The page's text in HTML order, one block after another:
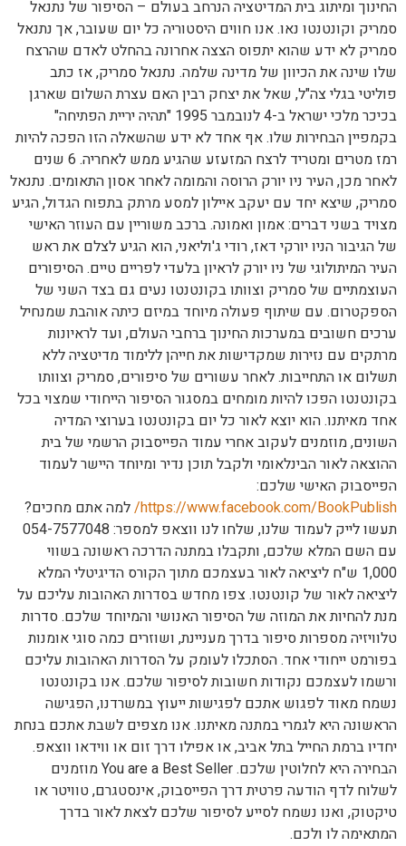
החינוך ומיתוג בית המדיטציה הנרחב בעולם – הסיפור של נתנאל
סמריק וקונטנטו נאו. אנו חווים היסטוריה כל יום שעובר, אך נתנאל
סמריק לא ידע שהוא יתפוס הצצה אחרונה בהחלט לאדם שהרצח
שלו שינה את הכיוון של מדינה שלמה. נתנאל סמריק, אז כתב
פוליטי בגלי צה"ל, שאל את יצחק רבין האם עצרת השלום שארגן
בכיכר מלכי ישראל ב-4 לנובמבר 1995 "תהיה יריית הפתיחה"
בקמפיין הבחירות שלו. אף אחד לא ידע שהשאלה הזו הפכה להיות
רמז מטרים ומטריד לרצח המזעזע שהגיע ממש לאחריה. 6 שנים
לאחר מכן, העיר ניו יורק הרוסה והמומה לאחר אסון התאומים. נתנאל
סמריק, שיצא יחד עם יעקב איילון למסע מרתק בתפוח הגדול, הגיע
מצויד בשני דברים: אמון ואמונה. ברכב משוריין עם העוזר האישי
של הגיבור הניו יורקי דאז, רודי ג'וליאני, הוא הגיע לצלם את ראש
העיר המיתולוגי של ניו יורק לראיון בלעדי לפריים טיים. הסיפורים
העוצמתיים של סמריק וצוותו בקונטנטו נעים גם בצד השני של
הספקטרום. עם שיתוף פעולה מיוחד במיזם כיתה אוהבת שמנחיל
ערכים חשובים במערכות החינוך ברחבי העולם, ועד לראיונות
מרתקים עם נזירות שמקדישות את חייהן ללימוד מדיטציה ללא
תשלום או התחייבות. לאחר עשורים של סיפורים, סמריק וצוותו
בקונטנטו הפכו להיות מומחים במסגור הסיפור הייחודי שמצוי בכל
אחד מאיתנו. הוא יוצא לאור כל יום בקונטנטו בערוצי המדיה
השונים, מוזמנים לעקוב אחרי עמוד הפייסבוק הרשמי של בית
ההוצאה לאור הבינלאומי ולקבל תוכן נדיר ומיוחד היישר לעמוד
הפייסבוק האישי שלכם:
https://www.facebook.com/BookPublish/ למה אתם מחכים?
תעשו לייק לעמוד שלנו, שלחו לנו ווצאפ למספר: 054-7577048
עם השם המלא שלכם, ותקבלו במתנה הדרכה ראשונה בשווי
1,000 ש"ח ליציאה לאור בעצמכם מתוך הקורס הדיגיטלי המלא
ליציאה לאור של קונטנטו. צפו מחדש בסדרות האהובות עליכם על
מנת להחיות את המוזה של הסיפור האנושי והמיוחד שלכם. סדרות
טלוויזיה מספרות סיפור בדרך מעניינת, ושוזרים כמה סוגי אומנות
בפורמט ייחודי אחד. הסתכלו לעומק על הסדרות האהובות עליכם
ורשמו לעצמכם נקודות חשובות לסיפור שלכם. אנו בקונטנטו
נשמח מאוד לפגוש אתכם לפגישות ייעוץ במשרדנו, הפגישה
הראשונה היא לגמרי במתנה מאיתנו. אנו מצפים לשבת אתכם בנחת
יחדיו ברמת החייל בתל אביב, או אפילו דרך זום או ווידאו ווצאפ.
הבחירה היא לחלוטין שלכם. You are a Best Seller מוזמנים
לשלוח לדף הודעה פרטית דרך הפייסבוק, אינסטגרם, טוויטר או
טיקטוק, ואנו נשמח לסייע לסיפור שלכם לצאת לאור בדרך
המתאימה לו ולכם.